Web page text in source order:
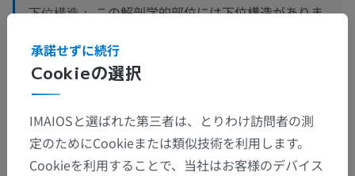
下位構造：この解剖学的部位には下位構造がありま
翻訳
Cookieの選択
承諾せずに続行
IMAIOSと選ばれた第三者は、とりわけ訪問者の測
定のためにCookieまたは類似技術を利用します。
Cookieを利用することで、当社はお客様のデバイス